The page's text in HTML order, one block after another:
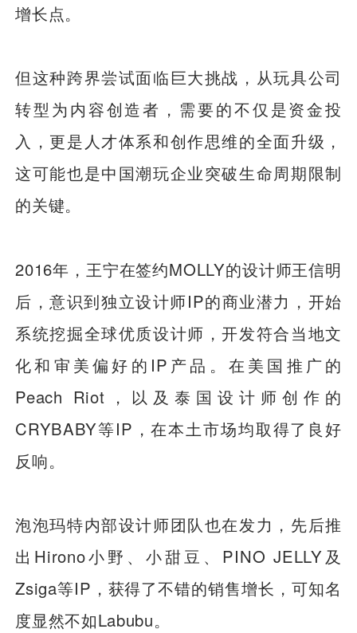
增长点。
但这种跨界尝试面临巨大挑战，从玩具公司
转型为内容创造者，需要的不仅是资金投
入，更是人才体系和创作思维的全面升级，
这可能也是中国潮玩企业突破生命周期限制
的关键。
2016年，王宁在签约MOLLY的设计师王信明
后，意识到独立设计师IP的商业潜力，开始
系统挖掘全球优质设计师，开发符合当地文
化和审美偏好的IP产品。在美国推广的
Peach Riot，以及泰国设计师创作的
CRYBABY等IP，在本土市场均取得了良好
反响。
泡泡玛特内部设计师团队也在发力，先后推
出Hirono小野、小甜豆、PINO JELLY及
Zsiga等IP，获得了不错的销售增长，可知名
度显然不如Labubu。